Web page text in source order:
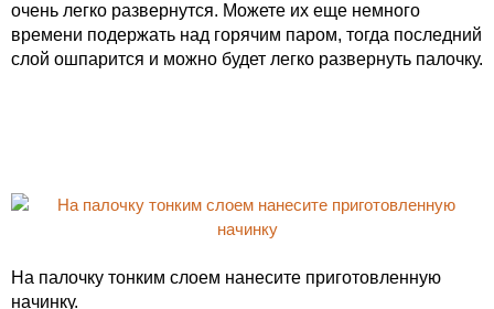
очень легко развернутся. Можете их еще немного
времени подержать над горячим паром, тогда последний
слой ошпарится и можно будет легко развернуть палочку.
На палочку тонким слоем нанесите приготовленную
начинку.